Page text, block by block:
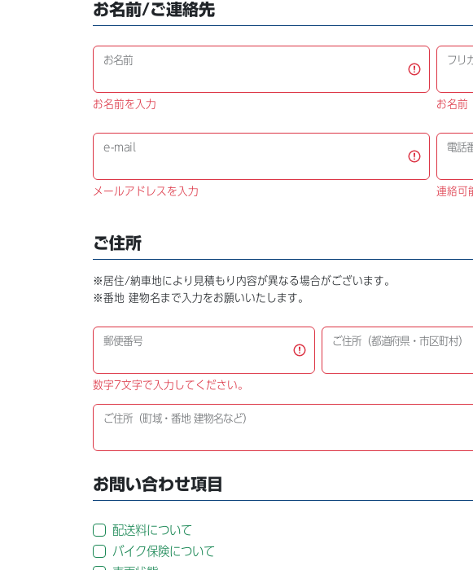
お名前/ご連絡先
お名前
お名前を入力
フリ
お名前
e-mail
メールアドレスを入力
電話
連絡可
ご住所
※居住/納車地により見積もり内容が異なる場合がございます。
※番地 建物名まで入力をお願いいたします。
郵便番号
数字7文字で入力してください。
ご住所（都道府県・市区町村）
ご住所（町域・番地 建物名など）
お問い合わせ項目
配送料について
バイク保険について